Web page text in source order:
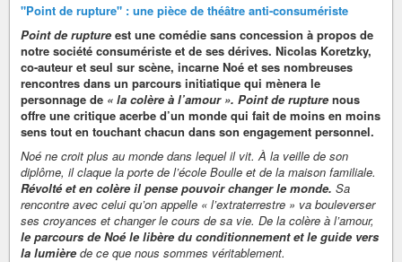
"Point de rupture" : une pièce de théâtre anti-consumériste
Point de rupture est une comédie sans concession à propos de
notre société consumériste et de ses dérives. Nicolas Koretzky,
co-auteur et seul sur scène, incarne Noé et ses nombreuses
rencontres dans un parcours initiatique qui mènera le
personnage de « la colère à l’amour ». Point de rupture nous
offre une critique acerbe d’un monde qui fait de moins en moins
sens tout en touchant chacun dans son engagement personnel.
Noé ne croit plus au monde dans lequel il vit. À la veille de son
diplôme, il claque la porte de l’école Boulle et de la maison familiale.
Révolté et en colère il pense pouvoir changer le monde. Sa
rencontre avec celui qu’on appelle « l’extraterrestre » va bouleverser
ses croyances et changer le cours de sa vie. De la colère à l’amour,
le parcours de Noé le libère du conditionnement et le guide vers
la lumière de ce que nous sommes véritablement.